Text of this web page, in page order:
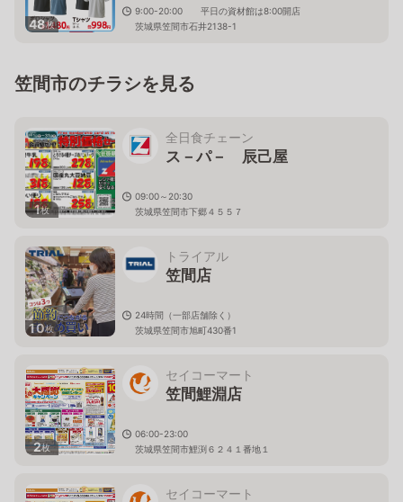
48枚
9:00-20:00 平日の資材館は8:00開店
茨城県笠間市石井2138-1
笠間市のチラシを見る
1枚
全日食チェーン
ス－パ－ 辰己屋
09:00～20:30
茨城県笠間市下郷４５５７
10枚
トライアル
笠間店
24時間（一部店舗除く）
茨城県笠間市旭町430番1
2枚
セイコーマート
笠間鯉淵店
06:00-23:00
茨城県笠間市鯉渕６２４１番地１
セイコーマート